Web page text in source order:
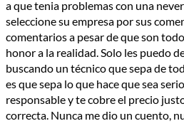
a que tenia problemas con una
seleccione su empresa por sus
comentarios a pesar de que son
honor a la realidad. Solo les puedo
buscando un técnico que sepa de
es que sepa lo que hace que sea
responsable y te cobre el precio
correcta. Nunca me dio un cuento,